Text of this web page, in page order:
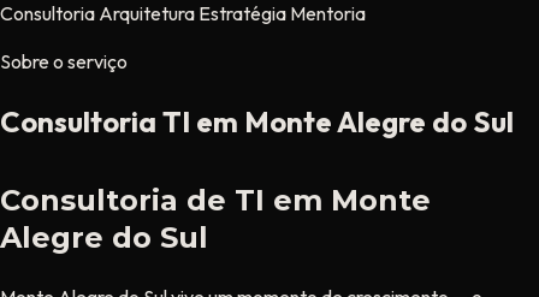
Consultoria Arquitetura Estratégia Mentoria
Sobre o serviço
Consultoria TI em Monte Alegre do Sul
Consultoria de TI em Monte
Alegre do Sul